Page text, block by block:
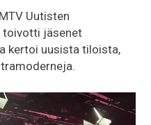
Uutisten
toivotti jäsenet
kertoi uusista tiloista,